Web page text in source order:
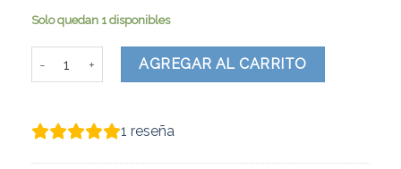
Solo quedan 1 disponibles
AGREGAR AL CARRITO
1 reseña